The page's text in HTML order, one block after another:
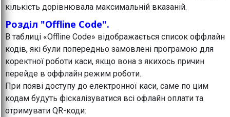
кількість дорівнювала максимальній вказаній.
Розділ "Offline Code".
В таблиці «Offline Code» відображається список оффлайн
кодів, які були попередньо замовлені програмою для
коректної роботи каси, якщо вона з якихось причин
перейде в оффлайн режим роботи.
При появі доступу до електронної каси, саме по цим
кодам будуть фіскалізуватися всі офлайн оплати та
отримувати QR-коди: